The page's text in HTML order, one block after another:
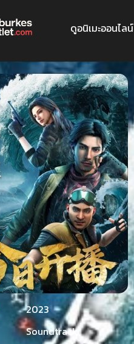
ดูอนิเมะออนไลน์
2023
Soundtrack